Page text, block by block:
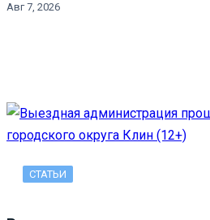
Авг 7, 2026
СТАТЬИ